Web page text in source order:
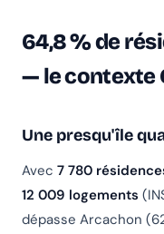
64,8 % de
— le contexte
Une presqu'île
Avec 7 780
12 009 logements
dépasse Arcachon